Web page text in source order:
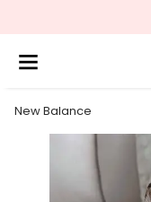
New Balance